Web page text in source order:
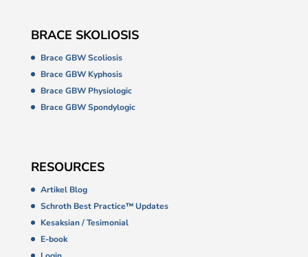
BRACE SKOLIOSIS
Brace GBW Scoliosis
Brace GBW Kyphosis
Brace GBW Physiologic
Brace GBW Spondylogic
RESOURCES
Artikel Blog
Schroth Best Practice™ Updates
Kesaksian / Tesimonial
E-book